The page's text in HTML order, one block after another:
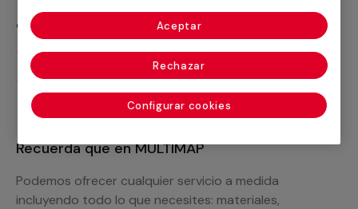
¿Qué incluye?
Desplazamiento
Presupuesto gratis y sin compromiso
Recuerda que en MULTIMAP
Podemos ofrecer cualquier servicio a medida
incluyendo todo lo que necesites: materiales,
Configurar cookies
Rechazar
Aceptar